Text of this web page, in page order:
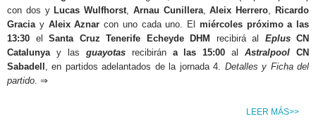
con dos y Lucas Wulfhorst, Arnau Cunillera, Aleix Herrero, Ricardo
GraciayAleix Aznar con uno cada uno. El miércoles próximo a las
13:30 el Santa Cruz Tenerife Echeyde DHM recibirá al EplusCN
Catalunyay las guayotasrecibirán a las 15:00 alAstralpool CN
Sabadell , en partidos adelantados de la jornada 4. Detalles y Ficha del
partido. ⇒
LEER MÁS>>